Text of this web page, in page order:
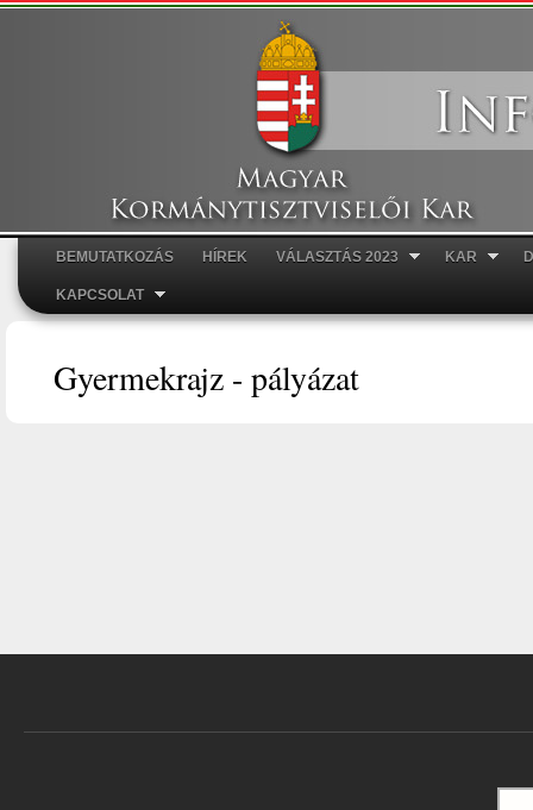
Főmenü
BEMUTATKOZÁS HÍREK VÁLASZTÁS 2023 KAR
KAPCSOLAT
Gyermekrajz - pályázat